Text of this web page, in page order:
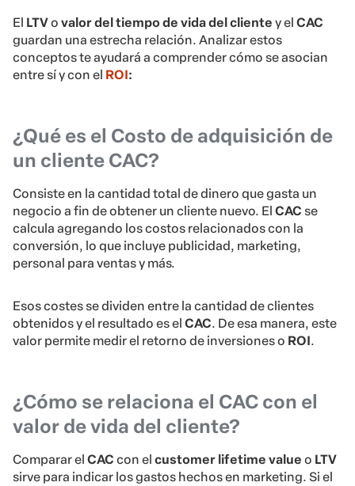
El LTVo valor del tiempo de vida del cliente y el CAC
guardan una estrecha relación. Analizar estos
conceptos te ayudará a comprender cómo se asocian
entre sí y con el ROI:
¿Qué es el Costo de adquisición de
un cliente CAC?
Consiste en la cantidad total de dinero que gasta un
negocio a fin de obtener un cliente nuevo. El CAC se
calcula agregando los costos relacionados con la
conversión, lo que incluye publicidad, marketing,
personal para ventas y más.
Esos costes se dividen entre la cantidad de clientes
obtenidos y el resultado es el CAC. De esa manera, este
valor permite medir el retorno de inversiones o ROI.
¿Cómo se relaciona el CAC con el
valor de vida del cliente?
Comparar el CAC con el customer lifetime value o LTV
sirve para indicar los gastos hechos en marketing. Si el